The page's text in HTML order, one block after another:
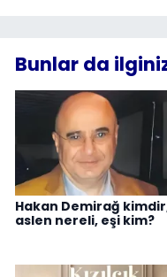
Bunlar da
Hakan Demirağ
aslen nereli, eşi kim?